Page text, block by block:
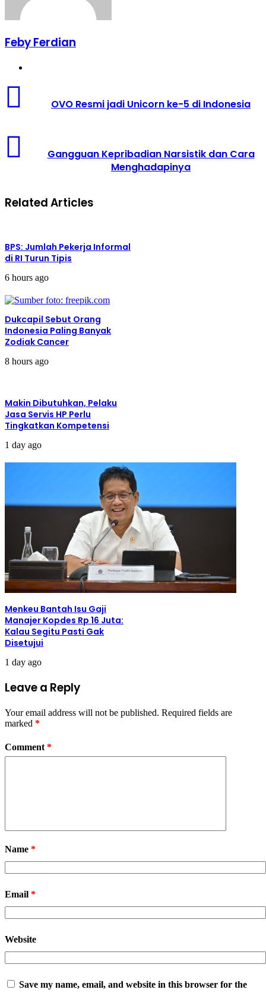
Feby Ferdian
jadi
di
Indonesia
OVO Resmi jadi Unicorn ke-5 di Indonesia
Narsistik
Gangguan Kepribadian Narsistik dan Cara
Menghadapinya
Related Articles
BPS: Jumlah Pekerja Informal
di RI Turun Tipis
6 hours ago
Dukcapil Sebut Orang
Indonesia Paling Banyak
Zodiak Cancer
8 hours ago
Makin Dibutuhkan, Pelaku
Jasa Servis HP Perlu
Tingkatkan Kompetensi
1 day ago
Menkeu Bantah Isu Gaji
Manajer Kopdes Rp 16 Juta:
Kalau Segitu Pasti Gak
Disetujui
1 day ago
Leave a Reply
Your email address will not be published. Required fields are
marked *
Comment *
Name *
Email *
Website
Save my name, email, and website in this browser for the